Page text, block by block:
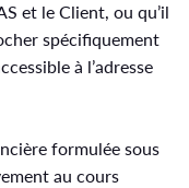
et le Client, ou qu’il
spécifiquement
à l’adresse
formulée sous
au cours